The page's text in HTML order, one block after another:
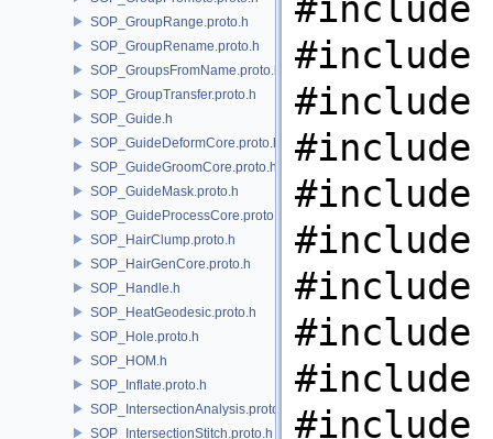
SOP_GroupRange.proto.h
SOP_GroupRename.proto.h
SOP_GroupsFromName.proto.h
SOP_GroupTransfer.proto.h
SOP_Guide.h
SOP_GuideDeformCore.proto.h
SOP_GuideGroomCore.proto.h
SOP_GuideMask.proto.h
SOP_GuideProcessCore.proto.h
SOP_HairClump.proto.h
SOP_HairGenCore.proto.h
SOP_Handle.h
SOP_HeatGeodesic.proto.h
SOP_Hole.proto.h
SOP_HOM.h
SOP_Inflate.proto.h
SOP_IntersectionAnalysis.proto.h
SOP_IntersectionStitch.proto.h
#include
#include
#include
#include
#include
#include
#include
#include
#include
#include